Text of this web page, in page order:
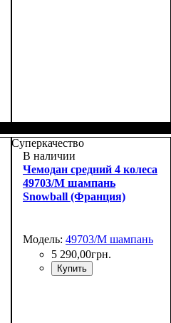
Суперкачество
В наличии
Чемодан средний 4 колеса
49703/M шампань
Snowball (Франция)
Модель: 49703/M шампань
5 290,00грн.
Купить